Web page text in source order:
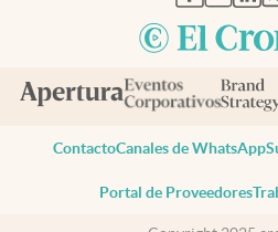
ContactoCanales de WhatsApp
Portal de Proveedores